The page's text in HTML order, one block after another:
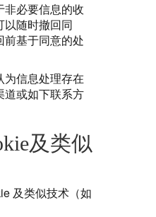
非必要信息的收
以随时撤回同
前基于同意的处
为信息处理存在
道或如下联系方
及类似
及类似技术（如